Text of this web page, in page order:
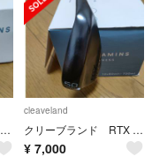
クリーブランド 588 RTX2.0 PRECSION FORGED
cleaveland
クリーブランド RTX ZIPCORE 50度
¥ 7,000